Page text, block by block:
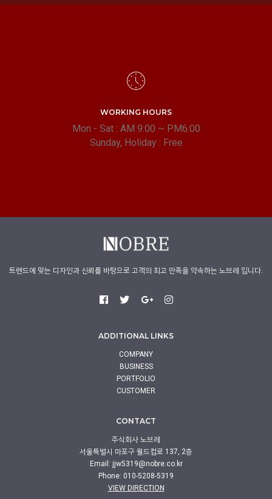
WORKING HOURS
Mon - Sat : AM 9:00 ~ PM6:00
Sunday, Holiday : Free
트렌드에 맞는 디자인과 신뢰를 바탕으로 고객의 최고 만족을 약속하는 노브레 입니다.
ADDITIONAL LINKS
COMPANY
BUSINESS
PORTFOLIO
CUSTOMER
CONTACT
주식회사 노브레
서울특별시 마포구 월드컵로 137, 2층
Email: jjw5319@nobre.co.kr
Phone: 010-5208-5319
VIEW DIRECTION